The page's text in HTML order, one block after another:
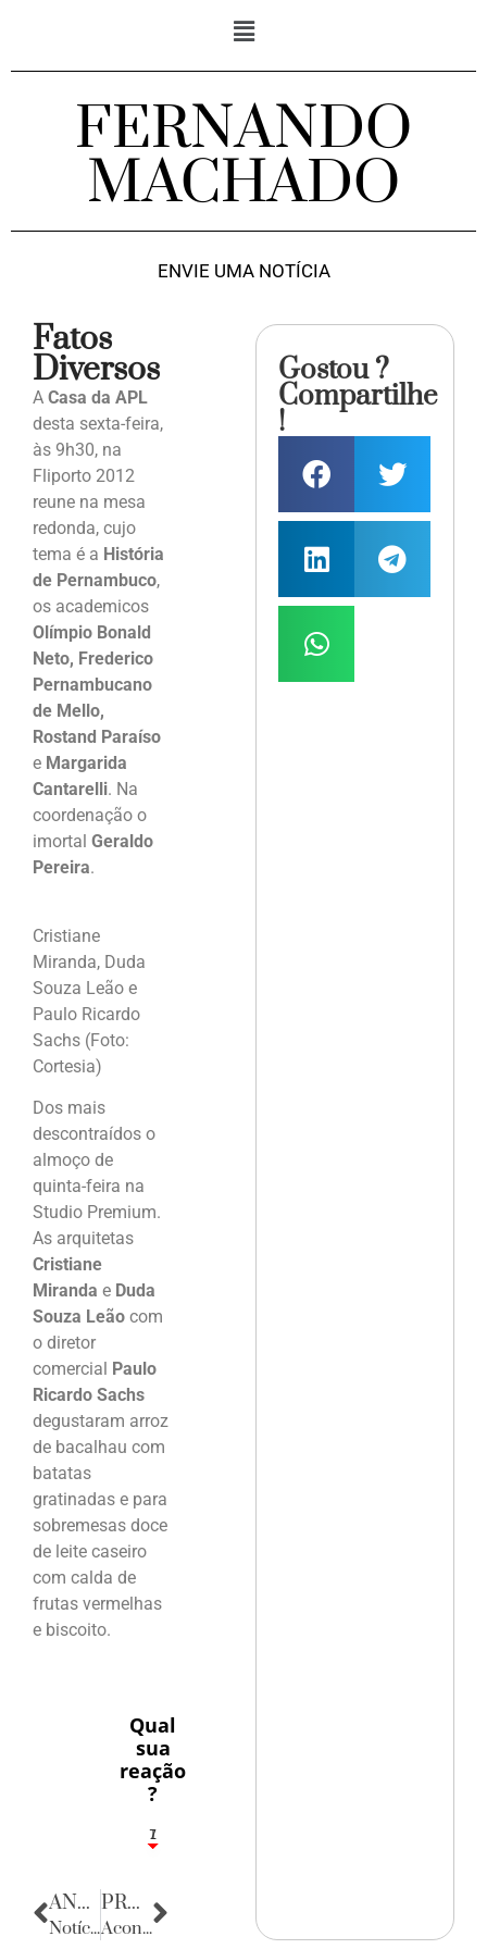
FERNANDO
MACHADO
ENVIE UMA NOTÍCIA
Fatos
Diversos
A Casa da APL
desta sexta-feira,
às 9h30, na
Fliporto 2012
reune na mesa
redonda, cujo
tema é a História
de Pernambuco,
os academicos
Olímpio Bonald
Neto, Frederico
Pernambucano
de Mello,
Rostand Paraíso
e Margarida
Cantarelli. Na
coordenação o
imortal Geraldo
Pereira.
Cristiane
Miranda, Duda
Souza Leão e
Paulo Ricardo
Sachs (Foto:
Cortesia)
Dos mais
descontraídos o
almoço de
quinta-feira na
Studio Premium.
As arquitetas
Cristiane
Miranda e Duda
Souza Leão com
o diretor
comercial
Paulo
Ricardo Sachs
degustaram arroz
de bacalhau com
batatas
gratinadas e para
sobremesas doce
de leite caseiro
com calda de
frutas vermelhas
e biscoito.
Qual
sua
reação
?
1
7
ANTERIOR
Notícias do Ceará
PRÓXIMA
Acontecencias
Gostou ?
Compartilhe
!